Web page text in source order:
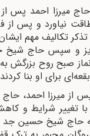
میرزا احمد پس از
نیاورد و پس از
تکالیف مهم
و سپس حاج شیخ
صبح روح بزرگش
براى او بنا
میرزا احمد، حاج
تغییر شرایط و
حاج شیخ حسین جد